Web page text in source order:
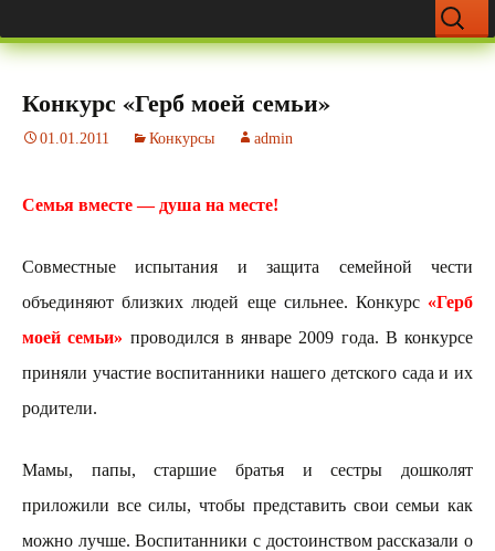
к
Найти:
Конкурс «Герб моей семьи»
01.01.2011 Конкурсы admin
Семья вместе — душа на месте!
Совместные испытания и защита семейной чести
объединяют близких людей еще сильнее. Конкурс «Герб
моей семьи» проводился в январе 2009 года. В конкурсе
приняли участие воспитанники нашего детского сада и их
родители.
Мамы, папы, старшие братья и сестры дошколят
приложили все силы, чтобы представить свои семьи как
можно лучше. Воспитанники с достоинством рассказали о